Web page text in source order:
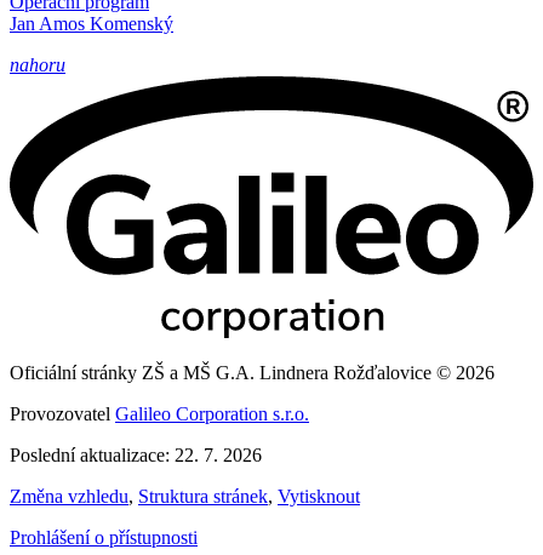
Jan Amos Komenský
nahoru
Oficiální stránky ZŠ a MŠ G.A. Lindnera Rožďalovice © 2026
Provozovatel Galileo Corporation s.r.o.
Poslední aktualizace: 22. 7. 2026
Změna vzhledu, Struktura stránek, Vytisknout
Prohlášení o přístupnosti